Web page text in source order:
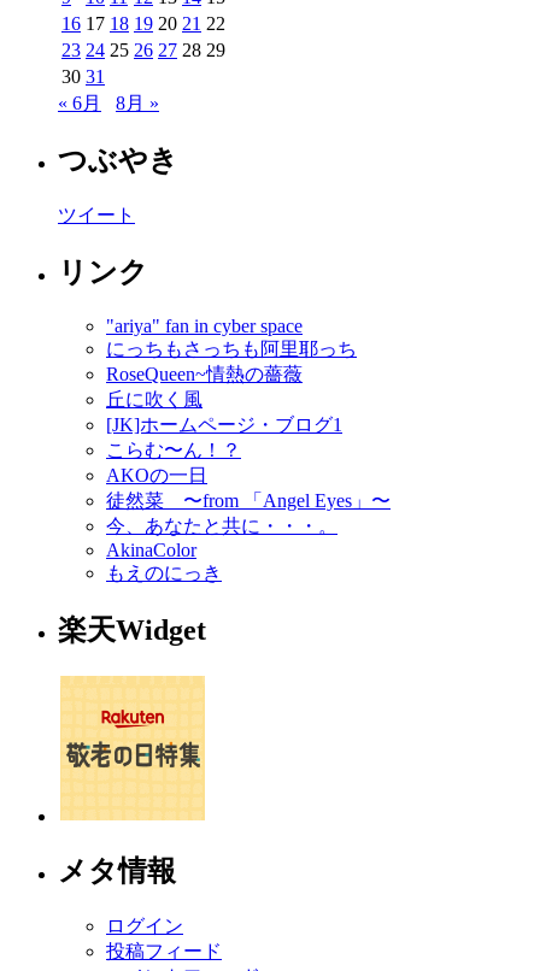
16 17 18 19 20 21 22
23 24 25 26 27 28 29
30 31
« 6月
8月 »
つぶやき
ツイート
リンク
"ariya" fan in cyber space
にっちもさっちも阿里耶っち
RoseQueen~情熱の薔薇
丘に吹く風
[JK]ホームページ・ブログ1
こらむ〜ん！？
AKOの一日
徒然菜 〜from 「Angel Eyes」〜
今、あなたと共に・・・。
AkinaColor
もえのにっき
楽天Widget
メタ情報
ログイン
投稿フィード